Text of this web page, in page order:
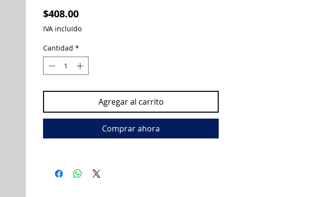
$408.00Precio
IVA incluido
Cantidad *
Agregar al carrito
Comprar ahora